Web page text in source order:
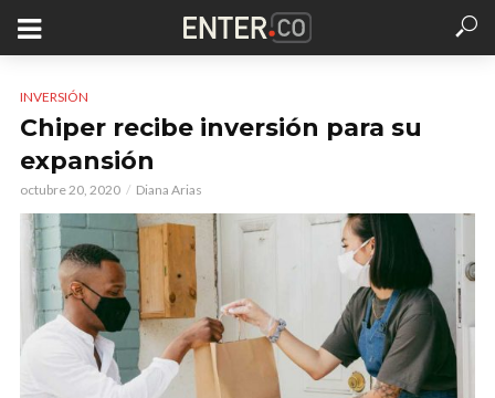
INVERSIÓN
Chiper recibe inversión para su
expansión
octubre 20, 2020 Diana Arias